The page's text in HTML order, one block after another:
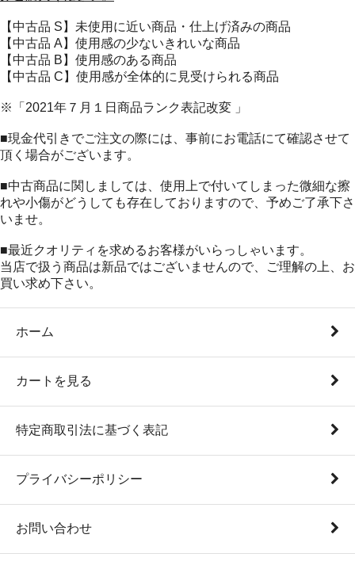
【中古品 S】未使用に近い商品・仕上げ済みの商品
【中古品 A】使用感の少ないきれいな商品
【中古品 B】使用感のある商品
【中古品 C】使用感が全体的に見受けられる商品
※「2021年７月１日商品ランク表記改変 」
■現金代引きでご注文の際には、事前にお電話にて確認させて
頂く場合がございます。
■中古商品に関しましては、使用上で付いてしまった微細な擦
れや小傷がどうしても存在しておりますので、予めご了承下さ
いませ。
■最近クオリティを求めるお客様がいらっしゃいます。
当店で扱う商品は新品ではございませんので、ご理解の上、お
買い求め下さい。
ホーム
カートを見る
特定商取引法に基づく表記
プライバシーポリシー
お問い合わせ